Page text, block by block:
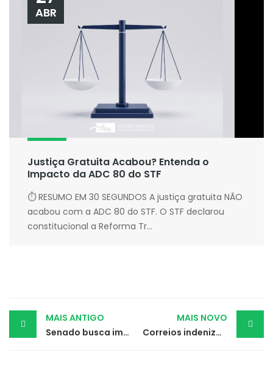
Justiça Gratuita Acabou? Entenda o
Impacto da ADC 80 do STF
ABR
⏱ RESUMO EM 30 SEGUNDOS A justiça gratuita NÃO
acabou com a ADC 80 do STF. O STF declarou
constitucional a Reforma Tr...
Post
navigation
MAIS ANTIGO
Senado busca impedir cancelamento de planos de saúde de idosos e PcDs
MAIS NOVO
Correios indenizará gerente após agência ser assaltada quatro vezes